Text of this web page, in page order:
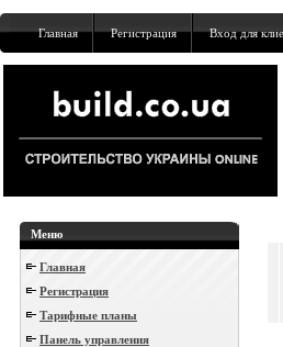
Главная Регистрация Вход для
Меню
Главная
Регистрация
Тарифные планы
Панель управления